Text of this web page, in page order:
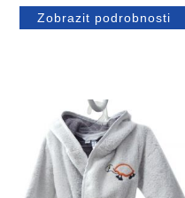
Zobrazit podrobnosti